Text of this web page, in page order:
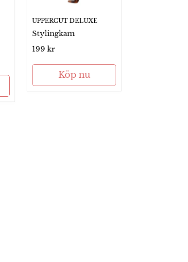
UPPERCUT DELUXE
Stylingkam
Ordinarie
199 kr
Köp nu